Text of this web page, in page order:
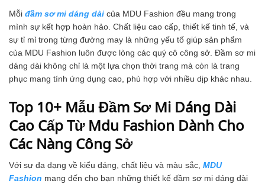
Mỗi đầm sơ mi dáng dài của MDU Fashion đều mang trong
mình sự kết hợp hoàn hảo. Chất liệu cao cấp, thiết kế tinh tế, và
sự tỉ mỉ trong từng đường may là những yếu tố giúp sản phẩm
của MDU Fashion luôn được lòng các quý cô công sở. Đầm sơ mi
dáng dài không chỉ là một lựa chọn thời trang mà còn là trang
phục mang tính ứng dụng cao, phù hợp với nhiều dịp khác nhau.
Top 10+ Mẫu Đầm Sơ Mi Dáng Dài
Cao Cấp Từ Mdu Fashion Dành Cho
Các Nàng Công Sở
Với sự đa dạng về kiểu dáng, chất liệu và màu sắc, MDU
Fashion mang đến cho bạn những thiết kế đầm sơ mi dáng dài